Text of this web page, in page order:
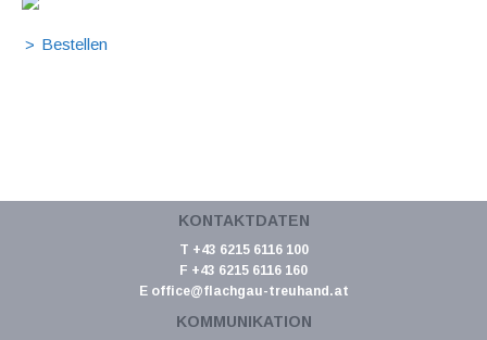
KONTAKTDATEN
T +43 6215 6116 100
F +43 6215 6116 160
E office@flachgau-treuhand.at
KOMMUNIKATION